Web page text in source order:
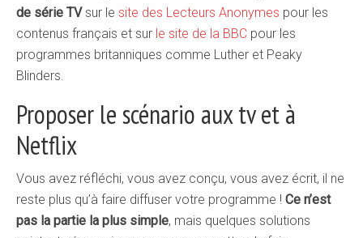
de série TVsur le site des Lecteurs Anonymes pour les
contenus français et sur le site de la BBC pour les
programmes britanniques comme Luther et Peaky
Blinders.
Proposer le scénario aux tv et à
Netflix
Vous avez réfléchi, vous avez conçu, vous avez écrit, il ne
reste plus qu’à faire diffuser votre programme ! Ce n’est
pas la partie la plus simple, mais quelques solutions